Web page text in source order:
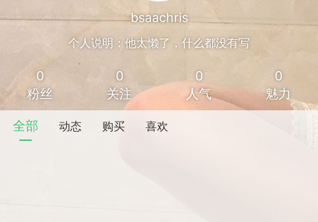
bsaachris
个人说明：他太懒了，什么都没有写
0
粉丝
0
关注
0
人气
0
魅力
全部 动态 购买 喜欢